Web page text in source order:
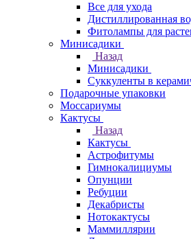
Все для ухода
Дистиллированная
Фитолампы для
Минисадики
Назад
Минисадики
Суккуленты в
Подарочные упаковки
Моссариумы
Кактусы
Назад
Кактусы
Астрофитумы
Гимнокалициумы
Опунции
Ребуции
Декабристы
Нотокактусы
Маммиллярии